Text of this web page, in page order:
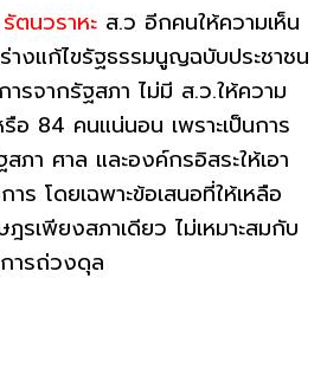
ตนวราหะ ส.ว อีกคนให้ความเห็น
งแก้ไขรัฐธรรมนูญฉบับประชาชน
ารจากรัฐสภา ไม่มี ส.ว.ให้ความ
อ 84 คนแน่นอน เพราะเป็นการ
ภา ศาล และองค์กรอิสระให้เอา
ร โดยเฉพาะข้อเสนอที่ให้เหลือ
รเพียงสภาเดียว ไม่เหมาะสมกับ
การถ่วงดุล